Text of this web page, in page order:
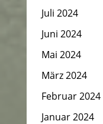
Juli 2024
Juni 2024
Mai 2024
März 2024
Februar 2024
Januar 2024